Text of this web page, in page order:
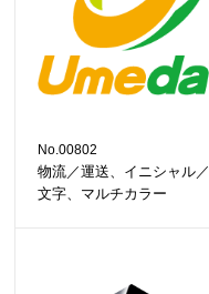
No.00802
物流／運送、イニシャル／
文字、マルチカラー